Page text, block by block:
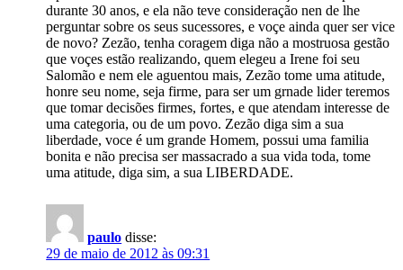
durante 30 anos, e ela não teve consideração nen de lhe
perguntar sobre os seus sucessores, e voçe ainda quer ser vice
de novo? Zezão, tenha coragem diga não a mostruosa gestão
que voçes estão realizando, quem elegeu a Irene foi seu
Salomão e nem ele aguentou mais, Zezão tome uma atitude,
honre seu nome, seja firme, para ser um grnade lider teremos
que tomar decisões firmes, fortes, e que atendam interesse de
uma categoria, ou de um povo. Zezão diga sim a sua
liberdade, voce é um grande Homem, possui uma familia
bonita e não precisa ser massacrado a sua vida toda, tome
uma atitude, diga sim, a sua LIBERDADE.
paulo disse:
29 de maio de 2012 às 09:31